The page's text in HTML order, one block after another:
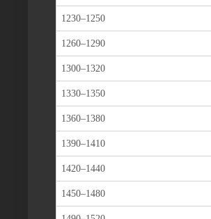
1230–1250
1260–1290
1300–1320
1330–1350
1360–1380
1390–1410
1420–1440
1450–1480